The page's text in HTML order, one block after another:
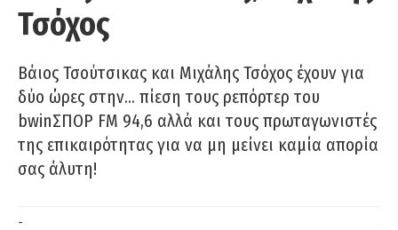
Τσόχος
Βάιος Τσούτσικας και Μιχάλης Τσόχος έχουν για
δύο ώρες στην… πίεση τους ρεπόρτερ του
bwinΣΠΟΡ FM 94,6 αλλά και τους πρωταγωνιστές
της επικαιρότητας για να μη μείνει καμία απορία
σας άλυτη!
-